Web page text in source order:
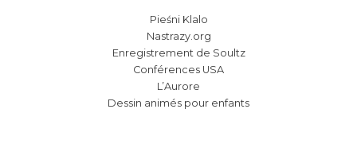
Pieśni Klalo
Nastrazy.org
Enregistrement de Soultz
Conférences USA
L’Aurore
Dessin animés pour enfants